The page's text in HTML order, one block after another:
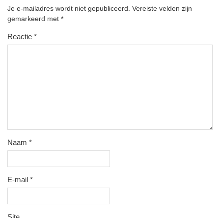
Je e-mailadres wordt niet gepubliceerd. Vereiste velden zijn
gemarkeerd met *
Reactie *
Naam *
E-mail *